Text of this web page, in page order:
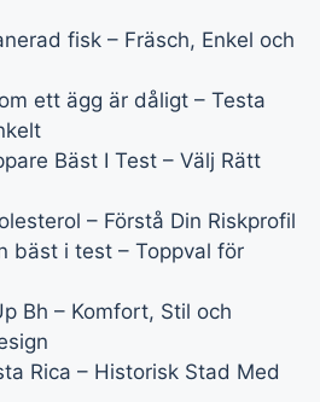
fisk – Fräsch, Enkel och
ett ägg är dåligt – Testa
Bäst I Test – Välj Rätt
– Förstå Din Riskprofil
bäst i test – Toppval för
Bh – Komfort, Stil och
Rica – Historisk Stad Med